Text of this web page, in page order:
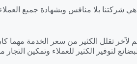
شركتنا بلا منافس وبشهادة جميع
تقلل الكثير من سعر الخدمة مهما
لتوفير الكثير للعملاء وتمكين التجار